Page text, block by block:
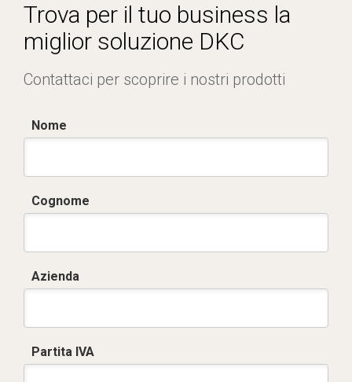
Trova per il tuo business la
miglior soluzione DKC
Contattaci per scoprire i nostri prodotti
Nome
Cognome
Azienda
Partita IVA